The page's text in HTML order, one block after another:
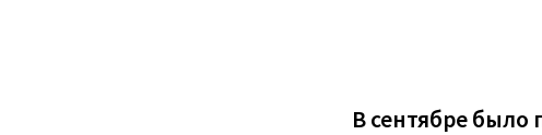
В сентябре было